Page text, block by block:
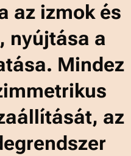
az izmok és
nyújtása a
Mindez
az